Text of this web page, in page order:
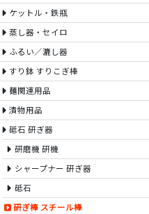
ケットル・鉄瓶
蒸し器・セイロ
ふるい／漉し器
すり鉢 すりこぎ棒
麺関連用品
漬物用品
砥石 研ぎ器
研磨機 研機
シャープナー 研ぎ器
砥石
研ぎ棒 スチール棒